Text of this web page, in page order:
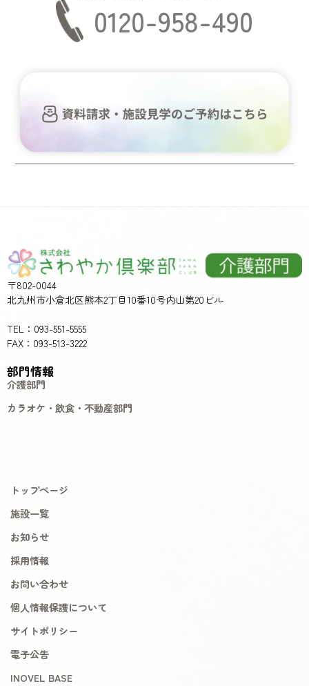
0120-958-490
〒802-0044
北九州市小倉北区熊本2丁目10番10号内山第20ビル
TEL：093-551-5555
FAX：093-513-3222
部門情報
介護部門
カラオケ・飲食・不動産部門
トップページ
施設一覧
お知らせ
採用情報
お問い合わせ
個人情報保護について
サイトポリシー
電子公告
INOVEL BASE